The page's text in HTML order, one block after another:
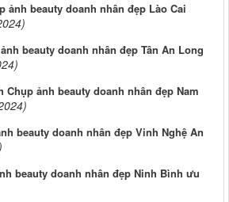
ảnh beauty doanh nhân đẹp Lào Cai
beauty doanh nhân đẹp Tân An Long
Chụp ảnh beauty doanh nhân đẹp Nam
beauty doanh nhân đẹp Vinh Nghệ An
beauty doanh nhân đẹp Ninh Bình ưu